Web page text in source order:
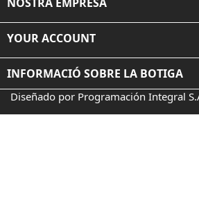
YOUR ACCOUNT
INFORMACIÓ SOBRE LA BOTIGA
Diseñado por Programación Integral